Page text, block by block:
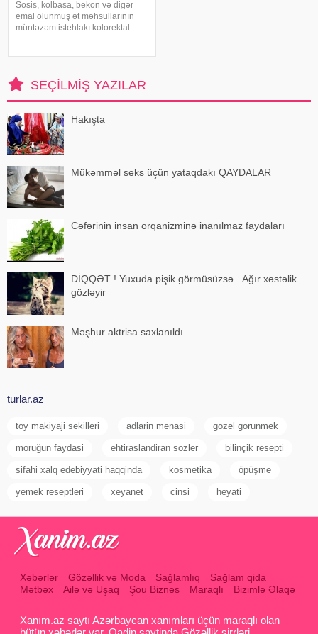
Sosis, kolbasa, bekon və digər
emal olunmuş ət məhsullarının
müntəzəm istehlakı kolorektal
Endokrinologiy
SEÇILMIŞ YAZILAR
Hakışta
Mükəmməl seks üçün yataqdakı QAYDALAR
Cəfərinin insan orqanizminə inanılmaz faydaları
DİQQƏT ! Yuxuda pişik görmüsüzsə ..Ağır xəstəlik
gözləyir
Məşhur aktrisa saxlanıldı
turlar.az
toy makiyaji sekilleri adlarin menasi gozel gorunmek
moruğun faydasi ehtiraslandiran sozler bilinçik resepti
sifahi xalq edebiyyati haqqinda kosmetika öpüşme
yemek reseptleri xeyanet cinsi heyati
Xəbərlər Gözəllik və Moda Sağlamlıq
Sağlam qida
Mətbəx
Ailə və Uşaq Şou Biznes Maraqlı Bizimlə Əlaqə
Xanım.az saytı Azərbaycan xanımları üçün maraqlı olan